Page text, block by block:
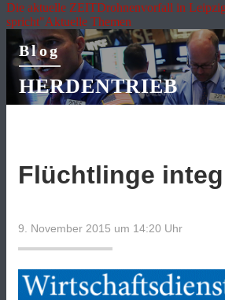
Die aktuelle ZEITDrohnenvorfall in Leipzig
spricht"Aktuelle Themen
Blog
HERDENTRIEB
Flüchtlinge
9. November 2015 um 14:20 Uhr